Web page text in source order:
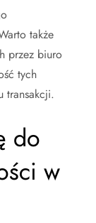
także
przez biuro
tych
transakcji.
do
w